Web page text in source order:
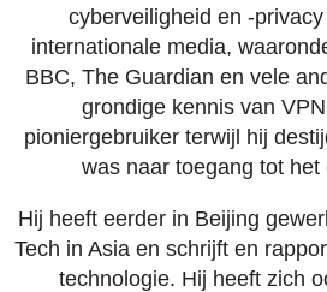
cyberveiligheid en -
internationale media,
BBC, The Guardian en vele
grondige kennis van
pioniergebruiker terwijl hij
was naar toegang tot het
Hij heeft eerder in Beijing
Tech in Asia en schrijft en
technologie. Hij heeft zich